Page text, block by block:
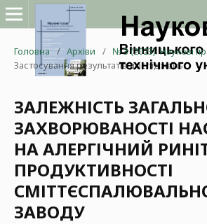
Головна / Архіви / № 3 (2023): Наукові
Застосування результатів досліджень
ЗАЛЕЖНІСТЬ
ЗАХВОРЮВАНОСТІ
НА АЛЕРГІЧНИЙ
ПРОДУКТИВНОСТІ
ЗАВОДУ